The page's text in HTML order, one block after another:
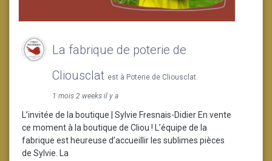
La fabrique de poterie de
Cliousclat est à Poterie de Cliousclat.
1 mois 2 weeks il y a
L’invitée de la boutique | Sylvie Fresnais-Didier En vente
ce moment à la boutique de Cliou ! L’équipe de la
fabrique est heureuse d’accueillir les sublimes pièces
de Sylvie. La